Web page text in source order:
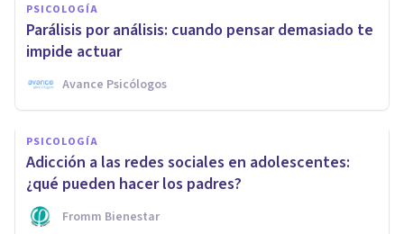
PSICOLOGÍA
Parálisis por análisis: cuando pensar demasiado te
impide actuar
Avance Psicólogos
PSICOLOGÍA
Adicción a las redes sociales en adolescentes:
¿qué pueden hacer los padres?
Fromm Bienestar